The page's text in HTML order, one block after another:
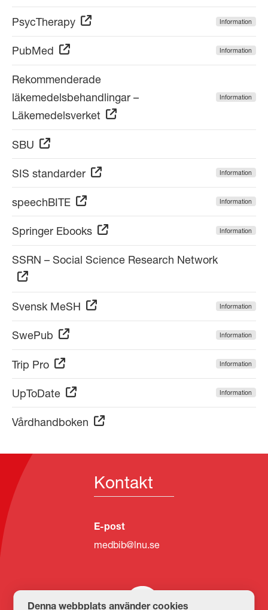
PsycTherapy Information
PubMed Information
Rekommenderade
läkemedelsbehandlingar –
Läkemedelsverket
Information
SBU
SIS standarder Information
speechBITE Information
Springer Ebooks Information
SSRN – Social Science Research Network
Svensk MeSH Information
SwePub Information
Trip Pro Information
UpToDate Information
Vårdhandboken
Kontakt
E-post
medbib@lnu.se
Denna webbplats använder cookies